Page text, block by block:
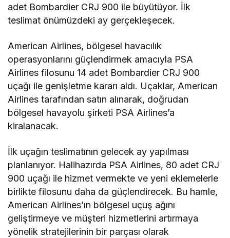
adet Bombardier CRJ 900 ile büyütüyor. İlk
teslimat önümüzdeki ay gerçekleşecek.
American Airlines, bölgesel havacılık
operasyonlarını güçlendirmek amacıyla PSA
Airlines filosunu 14 adet Bombardier CRJ 900
uçağı ile genişletme kararı aldı. Uçaklar, American
Airlines tarafından satın alınarak, doğrudan
bölgesel havayolu şirketi PSA Airlines’a
kiralanacak.
İlk uçağın teslimatının gelecek ay yapılması
planlanıyor. Halihazırda PSA Airlines, 80 adet CRJ
900 uçağı ile hizmet vermekte ve yeni eklemelerle
birlikte filosunu daha da güçlendirecek. Bu hamle,
American Airlines’ın bölgesel uçuş ağını
geliştirmeye ve müşteri hizmetlerini artırmaya
yönelik stratejilerinin bir parçası olarak